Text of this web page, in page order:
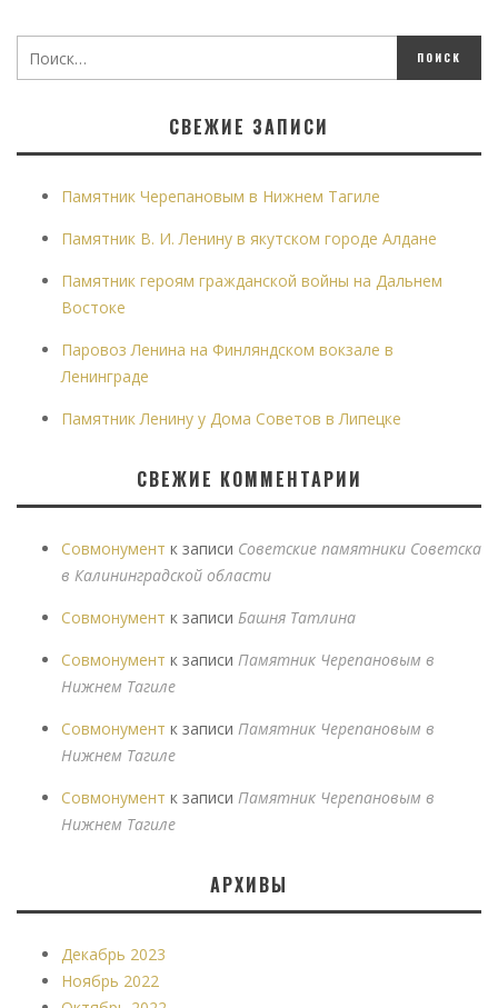
СВЕЖИЕ ЗАПИСИ
Памятник Черепановым в Нижнем Тагиле
Памятник В. И. Ленину в якутском городе Алдане
Памятник героям гражданской войны на Дальнем
Востоке
Паровоз Ленина на Финляндском вокзале в
Ленинграде
Памятник Ленину у Дома Советов в Липецке
СВЕЖИЕ КОММЕНТАРИИ
Совмонумент к записи Советские памятники Советска
в Калининградской области
Совмонумент к записи Башня Татлина
Совмонумент к записи Памятник Черепановым в
Нижнем Тагиле
Совмонумент к записи Памятник Черепановым в
Нижнем Тагиле
Совмонумент к записи Памятник Черепановым в
Нижнем Тагиле
АРХИВЫ
Декабрь 2023
Ноябрь 2022